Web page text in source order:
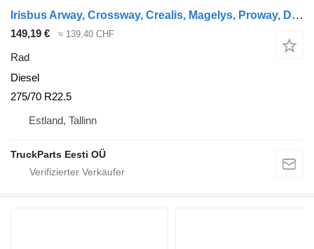
Irisbus Arway, Crossway, Crealis, Magelys, Proway, Daily Tourys (2006-) Sava CROSSWAY (01.06-)
149,19 € ≈ 139,40 CHF
Rad
Diesel
275/70 R22.5
Estland, Tallinn
TruckParts Eesti OÜ